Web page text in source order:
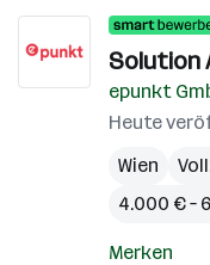
Solution
epunkt
Heute
Wien
4.000 € –
Merken